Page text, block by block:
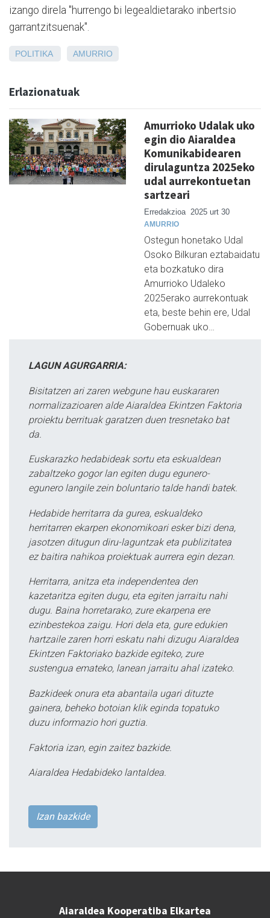
izango direla "hurrengo bi legealdietarako inbertsio
garrantzitsuenak".
POLITIKA AMURRIO
Erlazionatuak
Amurrioko Udalak uko
egin dio Aiaraldea
Komunikabidearen
dirulaguntza 2025eko
udal aurrekontuetan
sartzeari
Erredakzioa 2025 urt 30
AMURRIO
Ostegun honetako Udal
Osoko Bilkuran eztabaidatu
eta bozkatuko dira
Amurrioko Udaleko
2025erako aurrekontuak
eta, beste behin ere, Udal
Gobernuak uko…
LAGUN AGURGARRIA:
Bisitatzen ari zaren webgune hau euskararen
normalizazioaren alde Aiaraldea Ekintzen Faktoria
proiektu berrituak garatzen duen tresnetako bat
da.
Euskarazko hedabideak sortu eta eskualdean
zabaltzeko gogor lan egiten dugu egunero-
egunero langile zein boluntario talde handi batek.
Hedabide herritarra da gurea, eskualdeko
herritarren ekarpen ekonomikoari esker bizi dena,
jasotzen ditugun diru-laguntzak eta publizitatea
ez baitira nahikoa proiektuak aurrera egin dezan.
Herritarra, anitza eta independentea den
kazetaritza egiten dugu, eta egiten jarraitu nahi
dugu. Baina horretarako, zure ekarpena ere
ezinbestekoa zaigu. Hori dela eta, gure edukien
hartzaile zaren horri eskatu nahi dizugu Aiaraldea
Ekintzen Faktoriako bazkide egiteko, zure
sustengua emateko, lanean jarraitu ahal izateko.
Bazkideek onura eta abantaila ugari dituzte
gainera, beheko botoian klik eginda topatuko
duzu informazio hori guztia.
Faktoria izan, egin zaitez bazkide.
Aiaraldea Hedabideko lantaldea.
Izan bazkide
Aiaraldea Kooperatiba Elkartea